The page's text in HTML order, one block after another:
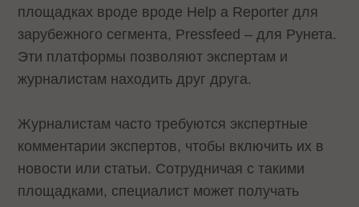
площадках вроде вроде Help a Reporter для
зарубежного сегмента, Pressfeed – для Рунета.
Эти платформы позволяют экспертам и
журналистам находить друг друга.
Журналистам часто требуются экспертные
комментарии экспертов, чтобы включить их в
новости или статьи. Сотрудничая с такими
площадками, специалист может получать